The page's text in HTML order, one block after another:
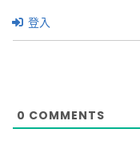
登入
0 COMMENTS